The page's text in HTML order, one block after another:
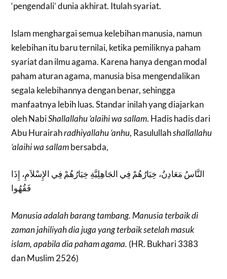
‘pengendali’ dunia akhirat. Itulah syariat.
Islam menghargai semua kelebihan manusia, namun
kelebihan itu baru ternilai, ketika pemiliknya paham
syariat dan ilmu agama. Karena hanya dengan modal
paham aturan agama, manusia bisa mengendalikan
segala kelebihannya dengan benar, sehingga
manfaatnya lebih luas. Standar inilah yang diajarkan
oleh NabiShallallahu ‘alaihi wa sallam. Hadis hadis dari
Abu Hurairahradhiyallahu ‘anhu, Rasulullahshallallahu
‘alaihi wa sallambersabda,
النَّاسُ مَعَادِنُ، خِيَارُهُمْ فِي الجَاهِلِيَّةِ خِيَارُهُمْ فِي الإِسْلاَمِ، إِذَا
فَقُهُوا
Manusia adalah barang tambang. Manusia terbaik di
zaman jahiliyah dia juga yang terbaik setelah masuk
islam, apabila dia paham agama. (HR. Bukhari 3383
dan Muslim 2526)